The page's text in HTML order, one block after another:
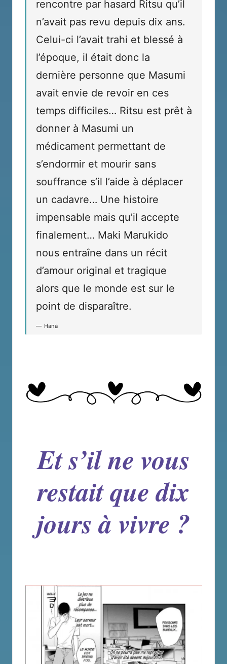
rencontre par hasard Ritsu qu’il
n’avait pas revu depuis dix ans.
Celui-ci l’avait trahi et blessé à
l’époque, il était donc la
dernière personne que Masumi
avait envie de revoir en ces
temps difficiles… Ritsu est prêt à
donner à Masumi un
médicament permettant de
s’endormir et mourir sans
souffrance s’il l’aide à déplacer
un cadavre… Une histoire
impensable mais qu’il accepte
finalement… Maki Marukido
nous entraîne dans un récit
d’amour original et tragique
alors que le monde est sur le
point de disparaître.
Hana
Et s’il ne vous
restaitque dix
jours à vivre ?